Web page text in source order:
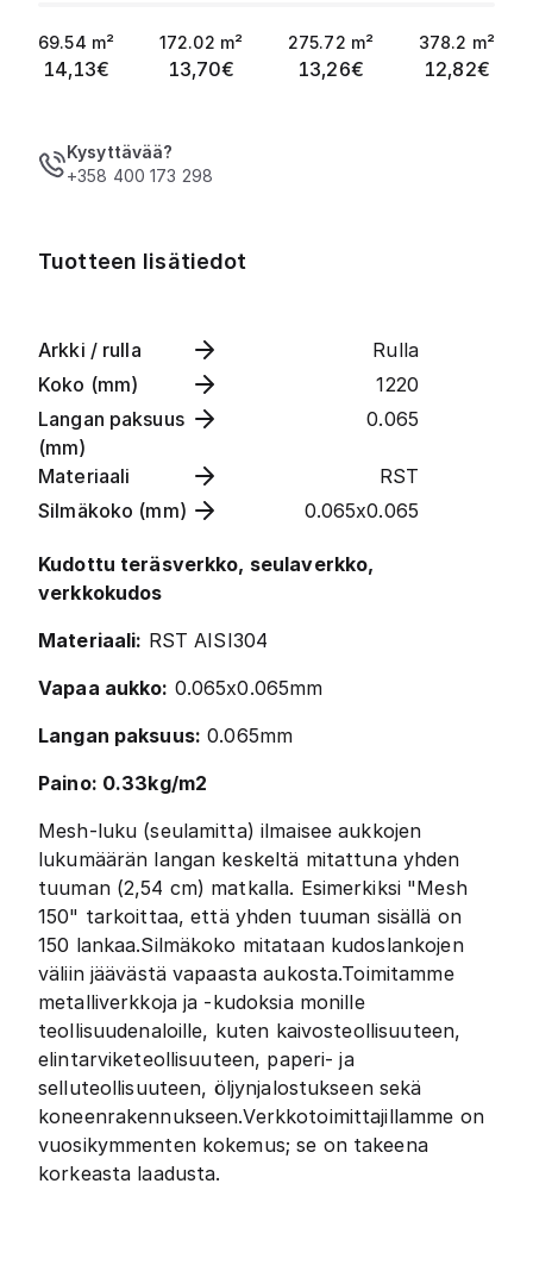
69.54 m²
14,13€
172.02 m²
13,70€
275.72 m²
13,26€
378.2 m²
12,82€
Kysyttävää?
+358 400 173 298
Tuotteen lisätiedot
Arkki / rulla
Rulla
Koko (mm)
1220
Langan paksuus
(mm)
0.065
Materiaali
RST
Silmäkoko (mm)
0.065x0.065
Kudottu teräsverkko, seulaverkko,
verkkokudos
Materiaali: RST AISI304
Vapaa aukko: 0.065x0.065mm
Langan paksuus: 0.065mm
Paino: 0.33kg/m2
Mesh-luku (seulamitta) ilmaisee aukkojen
lukumäärän langan keskeltä mitattuna yhden
tuuman (2,54 cm) matkalla. Esimerkiksi "Mesh
150" tarkoittaa, että yhden tuuman sisällä on
150 lankaa.Silmäkoko mitataan kudoslankojen
väliin jäävästä vapaasta aukosta.Toimitamme
metalliverkkoja ja -kudoksia monille
teollisuudenaloille, kuten kaivosteollisuuteen,
elintarviketeollisuuteen, paperi- ja
selluteollisuuteen, öljynjalostukseen sekä
koneenrakennukseen.Verkkotoimittajillamme on
vuosikymmenten kokemus; se on takeena
korkeasta laadusta.